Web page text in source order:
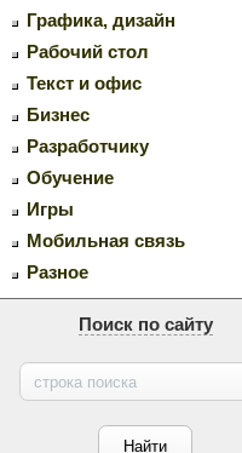
Графика, дизайн
Рабочий стол
Текст и офис
Бизнес
Разработчику
Обучение
Игры
Мобильная связь
Разное
Поиск по сайту